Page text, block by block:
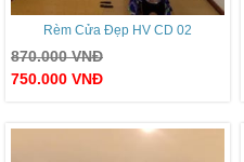
Rèm Cửa Đẹp HV CD 02
870.000VNĐ
750.000 VNĐ